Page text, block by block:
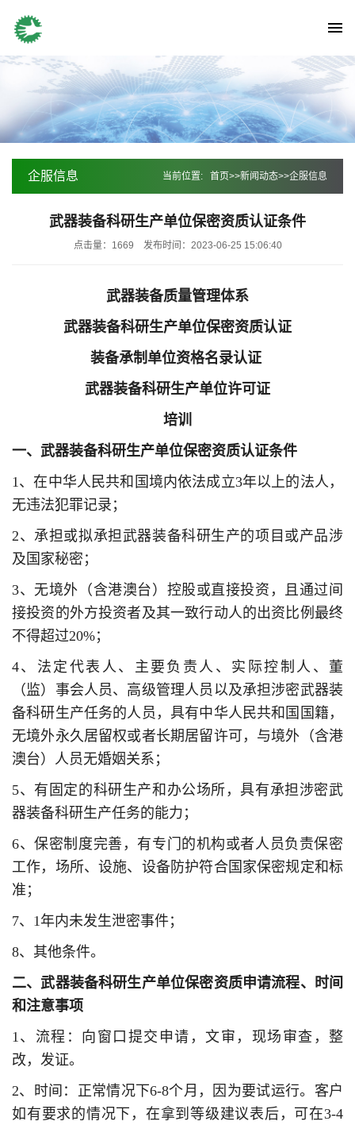
企服信息 当前位置: 首页>>新闻动态>>企服信息
武器装备科研生产单位保密资质认证条件
点击量：1669 发布时间：2023-06-25 15:06:40
武器装备质量管理体系
武器装备科研生产单位保密资质认证
装备承制单位资格名录认证
武器装备科研生产单位许可证
培训
一、武器装备科研生产单位保密资质认证条件
1、在中华人民共和国境内依法成立3年以上的法人，
无违法犯罪记录；
2、承担或拟承担武器装备科研生产的项目或产品涉
及国家秘密；
3、无境外（含港澳台）控股或直接投资，且通过间
接投资的外方投资者及其一致行动人的出资比例最终
不得超过20%；
4、法定代表人、主要负责人、实际控制人、董
（监）事会人员、高级管理人员以及承担涉密武器装
备科研生产任务的人员，具有中华人民共和国国籍，
无境外永久居留权或者长期居留许可，与境外（含港
澳台）人员无婚姻关系；
5、有固定的科研生产和办公场所，具有承担涉密武
器装备科研生产任务的能力；
6、保密制度完善，有专门的机构或者人员负责保密
工作，场所、设施、设备防护符合国家保密规定和标
准；
7、1年内未发生泄密事件；
8、其他条件。
二、武器装备科研生产单位保密资质申请流程、时间
和注意事项
1、流程：向窗口提交申请，文审，现场审查，整
改，发证。
2、时间：正常情况下6-8个月，因为要试运行。客户
如有要求的情况下，在拿到等级建议表后，可在3-4